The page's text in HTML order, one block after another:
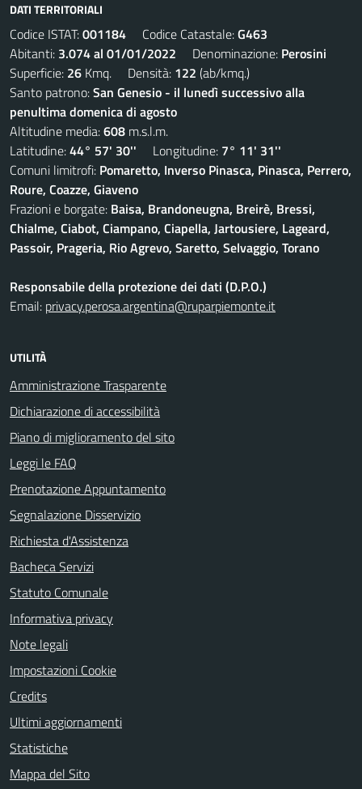
DATI TERRITORIALI
Codice ISTAT:001184 Codice Catastale:G463
Abitanti: 3.074 al 01/01/2022 Denominazione: Perosini
Superficie: 26 Kmq. Densità: 122 (ab/kmq.)
Santo patrono:San Genesio - il lunedì successivo alla
penultima domenica di agosto
Altitudine media:608 m.s.l.m.
Latitudine:44° 57' 30'' Longitudine: 7° 11' 31''
Comuni limitrofi: Pomaretto, Inverso Pinasca, Pinasca, Perrero,
Roure, Coazze, Giaveno
Frazioni e borgate: Baisa, Brandoneugna, Breirè, Bressi,
Chialme, Ciabot, Ciampano, Ciapella, Jartousiere, Lageard,
Passoir, Prageria, Rio Agrevo, Saretto, Selvaggio, Torano
Responsabile della protezione dei dati (D.P.O.)
Email: privacy.perosa.argentina@ruparpiemonte.it
UTILITÀ
Amministrazione Trasparente
Dichiarazione di accessibilità
Piano di miglioramento del sito
Leggi le FAQ
Prenotazione Appuntamento
Segnalazione Disservizio
Richiesta d'Assistenza
Bacheca Servizi
Statuto Comunale
Informativa privacy
Note legali
Impostazioni Cookie
Credits
Ultimi aggiornamenti
Statistiche
Mappa del Sito